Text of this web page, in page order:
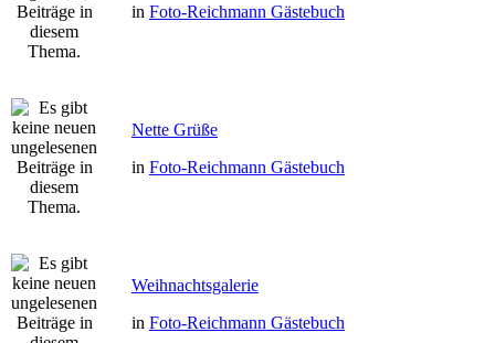
in Foto-Reichmann Gästebuch
Nette Grüße
in Foto-Reichmann Gästebuch
Weihnachtsgalerie
in Foto-Reichmann Gästebuch